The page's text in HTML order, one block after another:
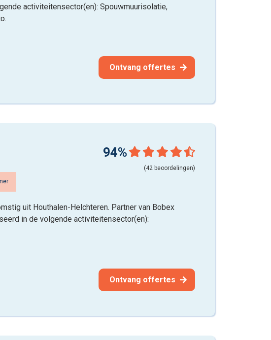
activiteitensector(en): Spouwmuurisolatie,
Ontvang offertes
94%
(42 beoordelingen)
uit Houthalen-Helchteren. Partner van Bobex
in de volgende activiteitensector(en):
Ontvang offertes